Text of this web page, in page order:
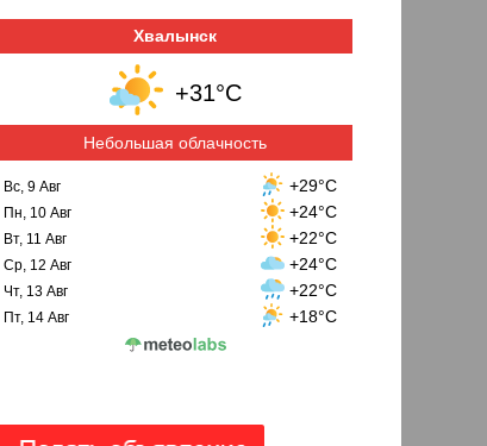
Хвалынск
+31°C
Небольшая облачность
Вс, 9 Авг +29°C
Пн, 10 Авг +24°C
Вт, 11 Авг +22°C
Ср, 12 Авг +24°C
Чт, 13 Авг +22°C
Пт, 14 Авг +18°C